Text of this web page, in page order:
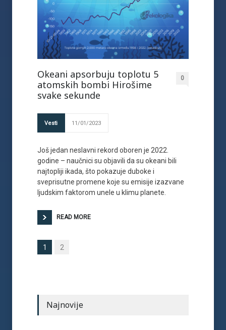
Okeani apsorbuju toplotu 5
atomskih bombi Hirošime
svake sekunde
0
Vesti 11/01/2023
Još jedan neslavni rekord oboren je 2022.
godine – naučnici su objavili da su okeani bili
najtopliji ikada, što pokazuje duboke i
sveprisutne promene koje su emisije izazvane
ljudskim faktorom unele u klimu planete.
READ MORE
1 2
Najnovije